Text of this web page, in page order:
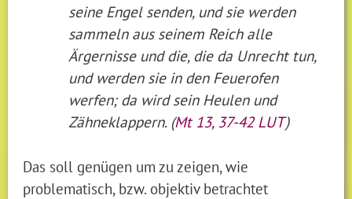
seine Engel senden, und sie werden
sammeln aus seinem Reich alle
Ärgernisse und die, die da Unrecht tun,
und werden sie in den Feuerofen
werfen; da wird sein Heulen und
Zähneklappern. (Mt 13, 37-42 LUT)
Das soll genügen um zu zeigen, wie
problematisch, bzw. objektiv betrachtet